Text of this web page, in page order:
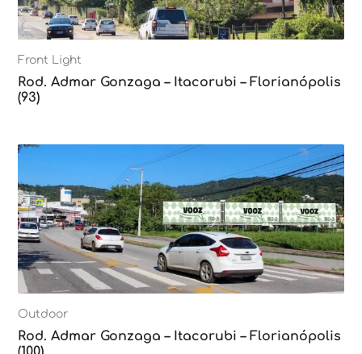
Front Light
Rod. Admar Gonzaga – Itacorubi – Florianópolis
(93)
Outdoor
Rod. Admar Gonzaga – Itacorubi – Florianópolis